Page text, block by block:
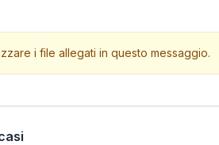
i file allegati in questo messaggio.